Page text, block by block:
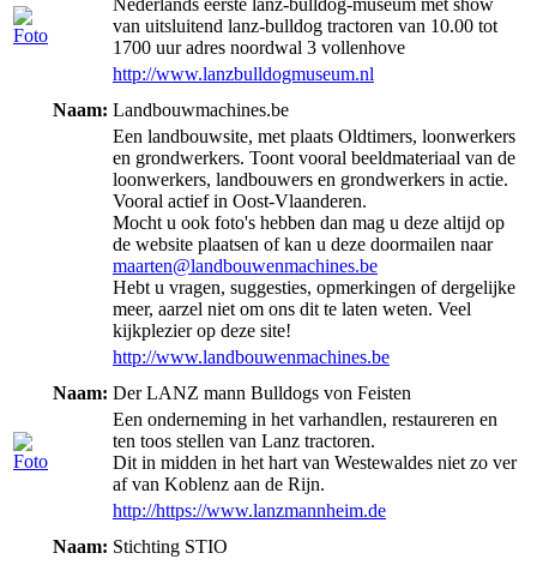
Nederlands eerste lanz-bulldog-museum met show
van uitsluitend lanz-bulldog tractoren van 10.00 tot
1700 uur adres noordwal 3 vollenhove
http://www.lanzbulldogmuseum.nl
Naam: Landbouwmachines.be
Een landbouwsite, met plaats Oldtimers, loonwerkers
en grondwerkers. Toont vooral beeldmateriaal van de
loonwerkers, landbouwers en grondwerkers in actie.
Vooral actief in Oost-Vlaanderen.
Mocht u ook foto's hebben dan mag u deze altijd op
de website plaatsen of kan u deze doormailen naar
maarten@landbouwenmachines.be
Hebt u vragen, suggesties, opmerkingen of dergelijke
meer, aarzel niet om ons dit te laten weten. Veel
kijkplezier op deze site!
http://www.landbouwenmachines.be
Naam: Der LANZ mann Bulldogs von Feisten
Een onderneming in het varhandlen, restaureren en
ten toos stellen van Lanz tractoren.
Dit in midden in het hart van Westewaldes niet zo ver
af van Koblenz aan de Rijn.
http://https://www.lanzmannheim.de
Naam: Stichting STIO